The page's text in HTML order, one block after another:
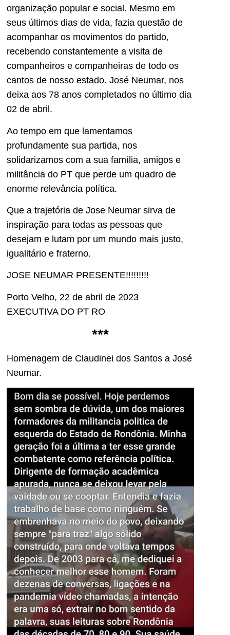
organização popular e social. Mesmo em
seus últimos dias de vida, fazia questão de
acompanhar os movimentos do partido,
recebendo constantemente a visita de
companheiros e companheiras de todo os
cantos de nosso estado. José Neumar, nos
deixa aos 78 anos completados no último dia
02 de abril.
Ao tempo em que lamentamos
profundamente sua partida, nos
solidarizamos com a sua família, amigos e
militância do PT que perde um quadro de
enorme relevância política.
Que a trajetória de Jose Neumar sirva de
inspiração para todas as pessoas que
desejam e lutam por um mundo mais justo,
igualitário e fraterno.
JOSE NEUMAR PRESENTE!!!!!!!!!
Porto Velho, 22 de abril de 2023
EXECUTIVA DO PT RO
***
Homenagem de Claudinei dos Santos a José
Neumar.